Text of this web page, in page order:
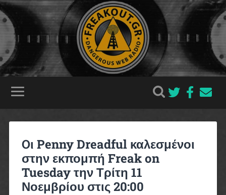
Oι Penny Dreadful καλεσμένοι
στην εκπομπή Freak on
Tuesday την Τρίτη 11
Νοεμβρίου στις 20:00